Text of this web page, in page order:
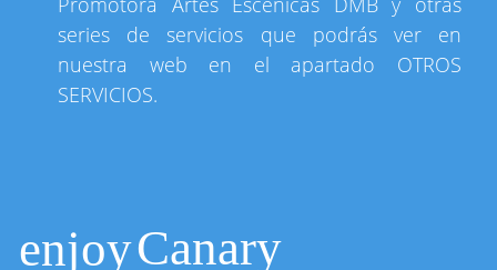
series de servicios que podrás ver en
nuestra web en el apartado OTROS
SERVICIOS.